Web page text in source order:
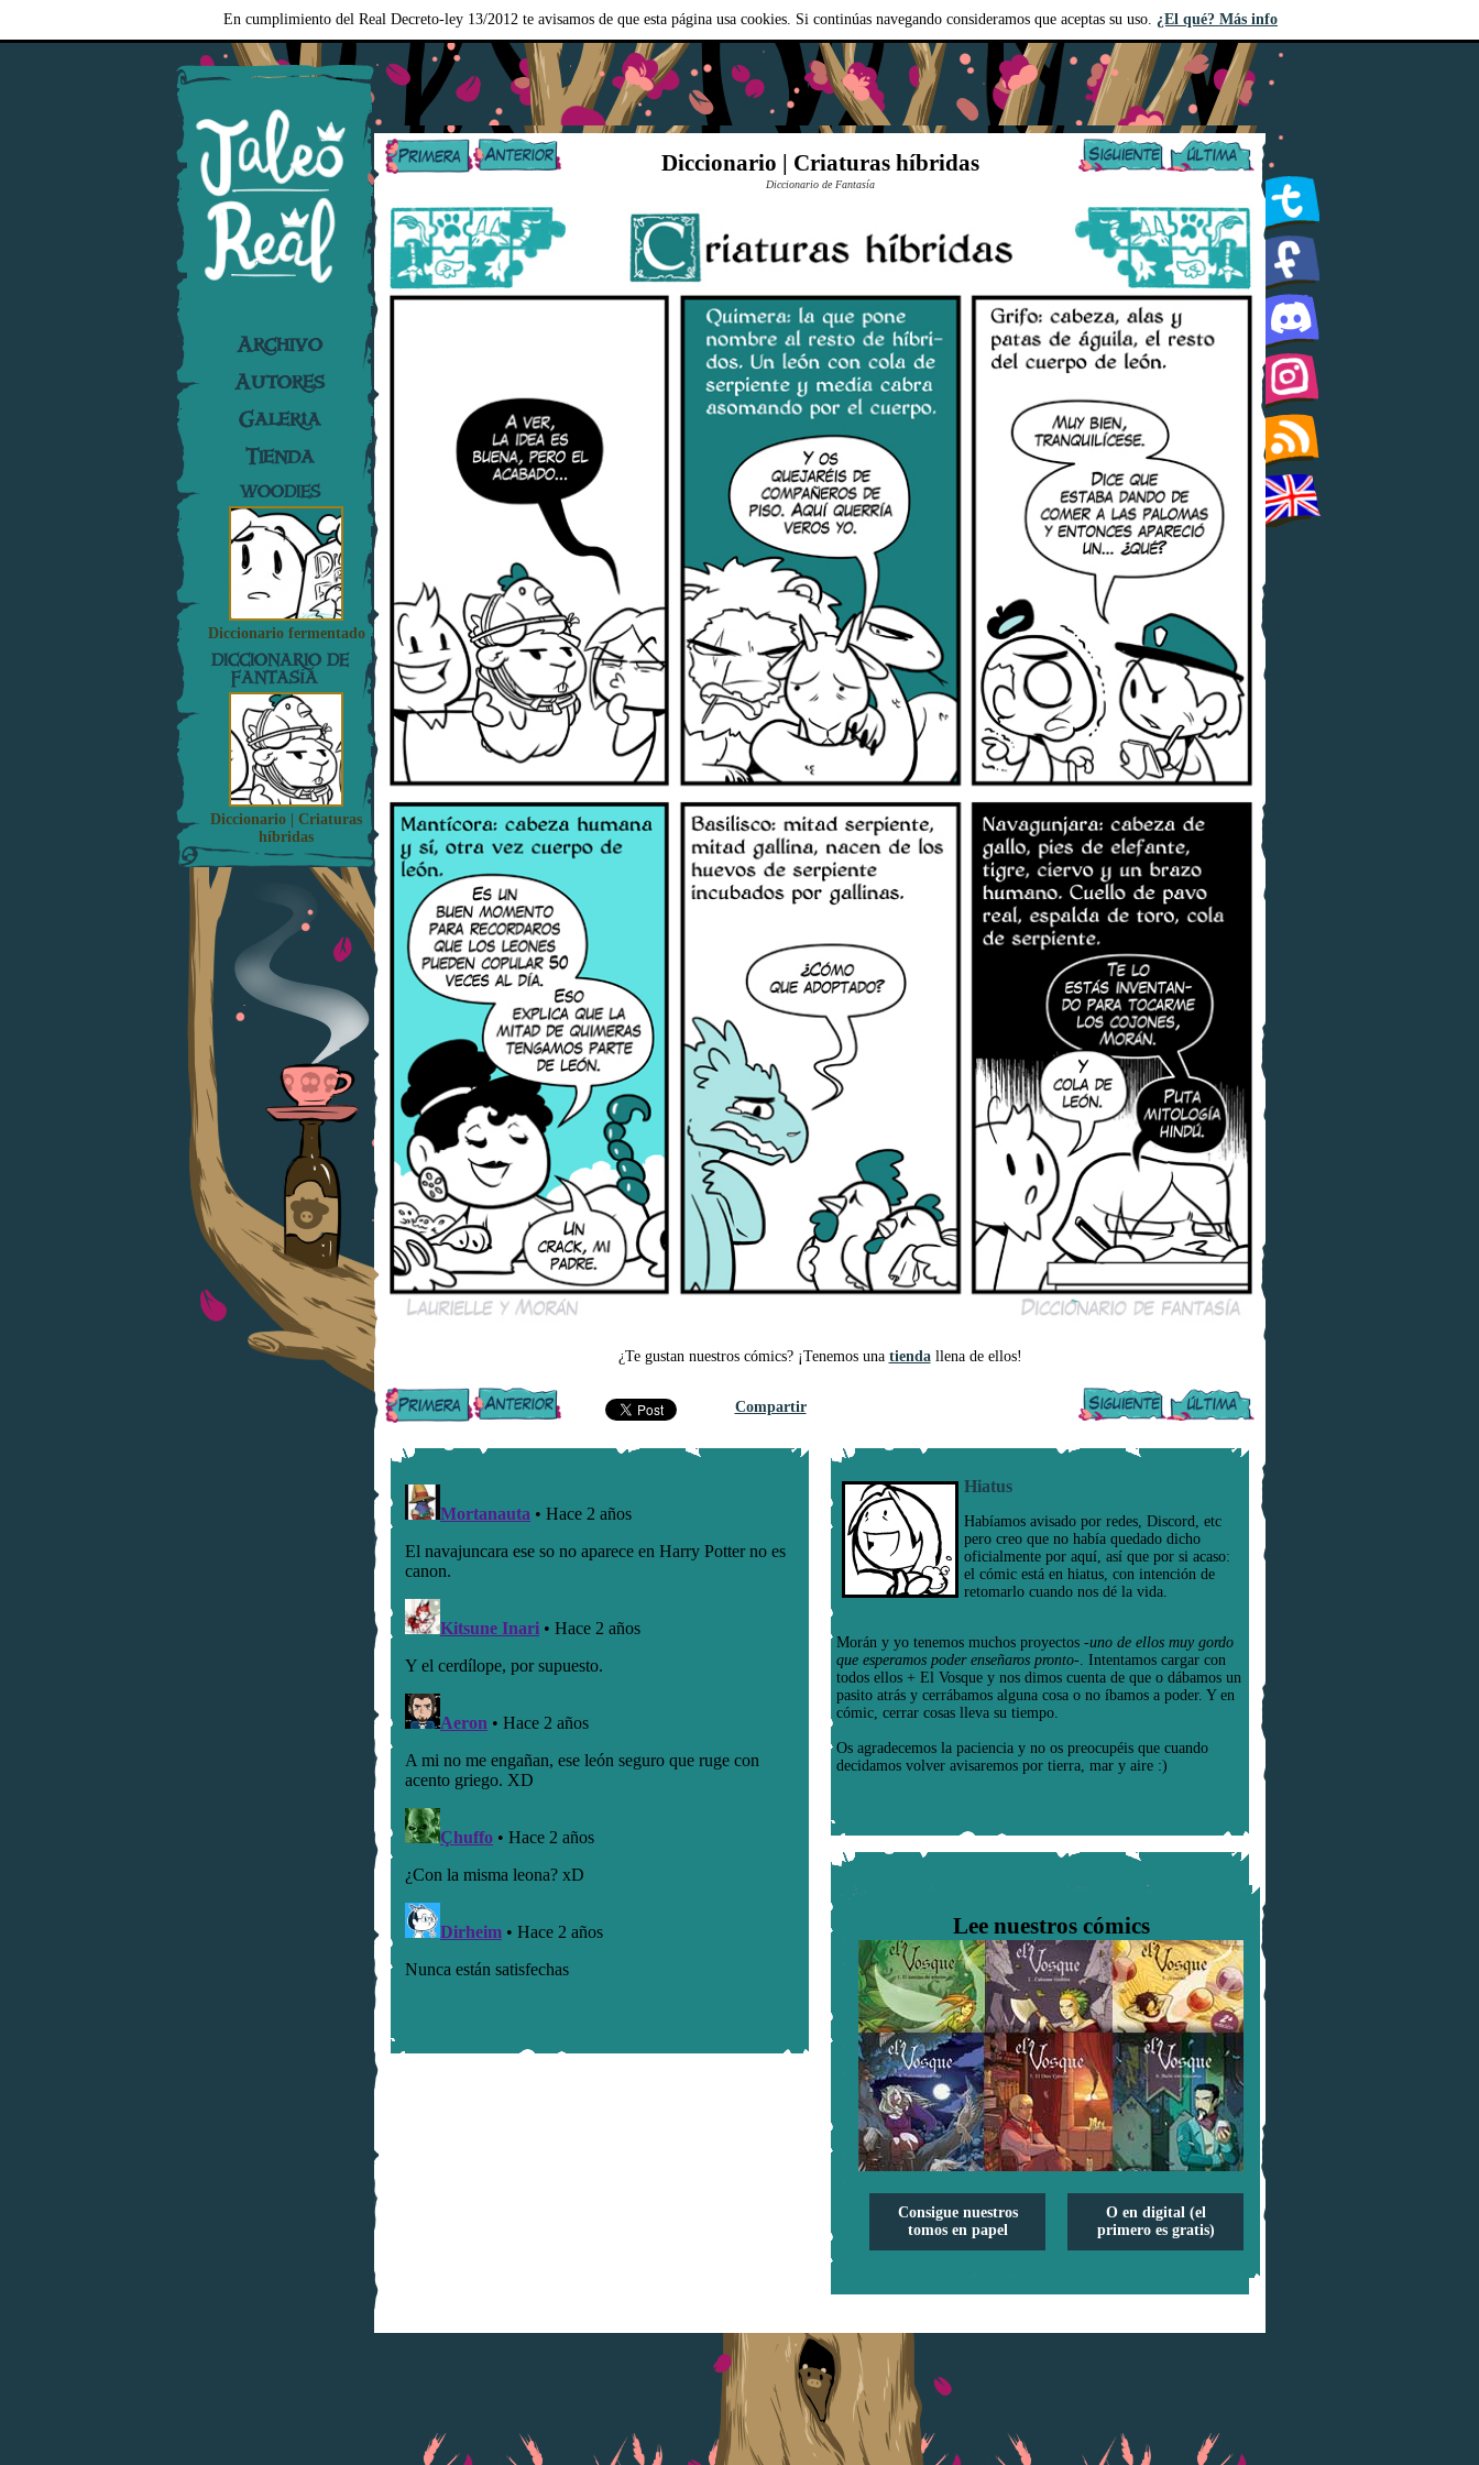
En cumplimiento del Real Decreto-ley 13/2012 te avisamos de que esta página usa cookies. Si continúas navegando consideramos que aceptas su uso. ¿El qué? Más info
Archivo
Autores
Galería
Tienda
WOODIES
Diccionario fermentado
DICCIONARIO DE
FANTASÍA
Diccionario | Criaturas
híbridas
Diccionario | Criaturas híbridas
Diccionario de Fantasía
¿Te gustan nuestros cómics? ¡Tenemos una tiendallena de ellos!
Compartir
Hiatus
Habíamos avisado por redes, Discord, etc
pero creo que no había quedado dicho
oficialmente por aquí, así que por si acaso:
el cómic está en hiatus, con intención de
retomarlo cuando nos dé la vida.
Morán y yo tenemos muchos proyectos -uno de ellos muy gordo
que esperamos poder enseñaros pronto-. Intentamos cargar con
todos ellos + El Vosque y nos dimos cuenta de que o dábamos un
pasito atrás y cerrábamos alguna cosa o no íbamos a poder. Y en
cómic, cerrar cosas lleva su tiempo.
Os agradecemos la paciencia y no os preocupéis que cuando
decidamos volver avisaremos por tierra, mar y aire :)
Lee nuestros cómics
Consigue nuestros
tomos en papel
O en digital (el
primero es gratis)